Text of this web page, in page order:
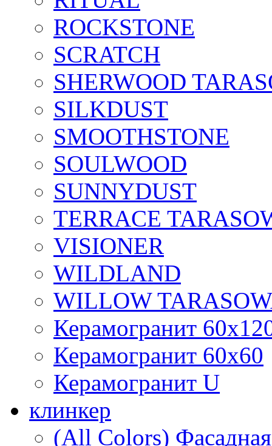
ROCKSTONE
SCRATCH
SHERWOOD
SILKDUST
SMOOTHSTONE
SOULWOOD
SUNNYDUST
TERRACE
VISIONER
WILDLAND
WILLOW
Керамогранит
Керамогранит 60х60
Керамогранит U
клинкер
(All Colors)